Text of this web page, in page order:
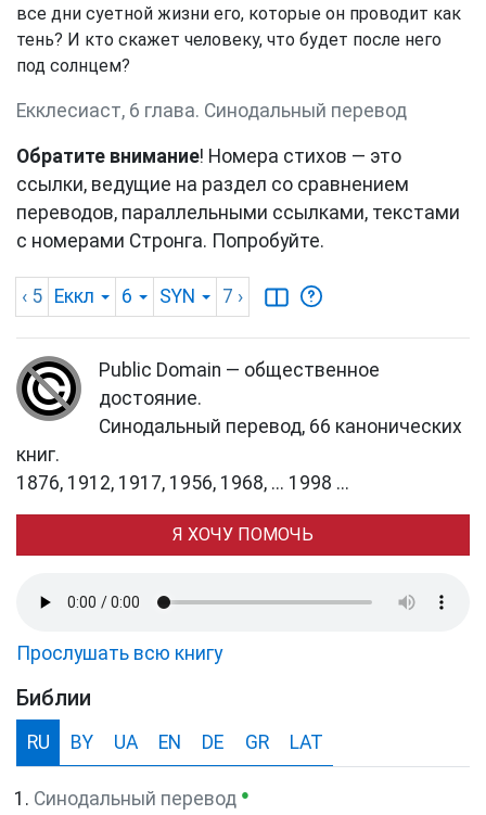
все дни суетной жизни его, которые он проводит как
тень? И кто скажет человеку, что будет после него
под солнцем?
Екклесиаст, 6 глава. Синодальный перевод
Обратите внимание! Номера стихов — это
ссылки, ведущие на раздел со сравнением
переводов, параллельными ссылками, текстами
с номерами Стронга. Попробуйте.
‹ 5 Еккл 6 SYN 7 ›
Public Domain — общественное
достояние.
Синодальный перевод, 66 канонических
книг.
1876, 1912, 1917, 1956, 1968, ... 1998 ...
Я ХОЧУ ПОМОЧЬ
Прослушать всю книгу
Библии
RU BY UA EN DE GR LAT
Синодальный перевод ●